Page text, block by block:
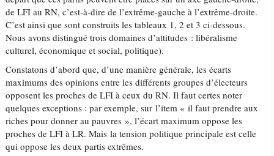
de LFI au RN, c’est-à-dire de l’extrême-gauche à l’extrême-droite.
C’est ainsi que sont construits les tableaux 1, 2 et 3 ci-dessous.
Nous avons distingué trois domaines d’attitudes : libéralisme
culturel, économique et social, politique).
Constatons d’abord que, d’une manière générale, les écarts
maximums des opinions entre les différents groupes d’électeurs
opposent les proches de LFI à ceux du RN. Il faut certes noter
quelques exceptions : par exemple, sur l’item « il faut prendre aux
riches pour donner au pauvres », l’écart maximum oppose les
proches de LFI à LR. Mais la tension politique principale est celle
qui oppose les deux partis extrêmes.